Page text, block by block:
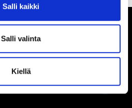
Salli kaikki
Salli valinta
Kiellä